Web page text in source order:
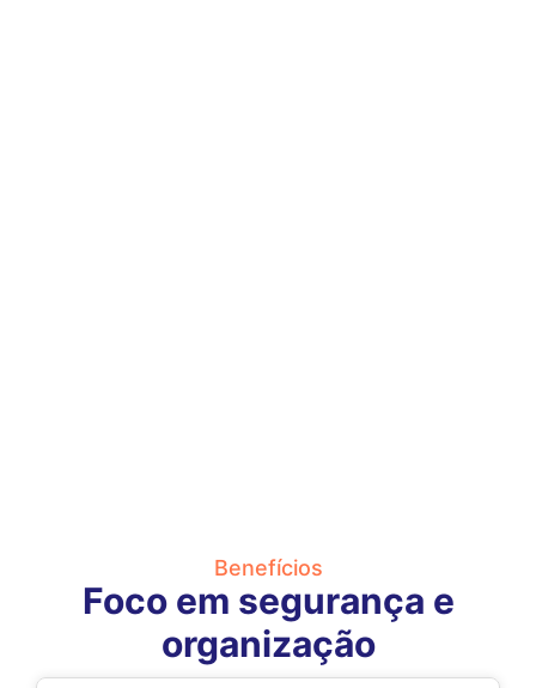
Benefícios
Foco em segurança e
organização